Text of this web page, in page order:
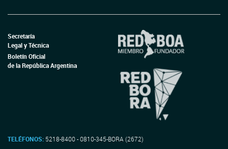
Secretaría
Legal y Técnica
Boletín Oficial
de la República Argentina
TELÉFONOS: 5218-8400 - 0810-345-BORA (2672)